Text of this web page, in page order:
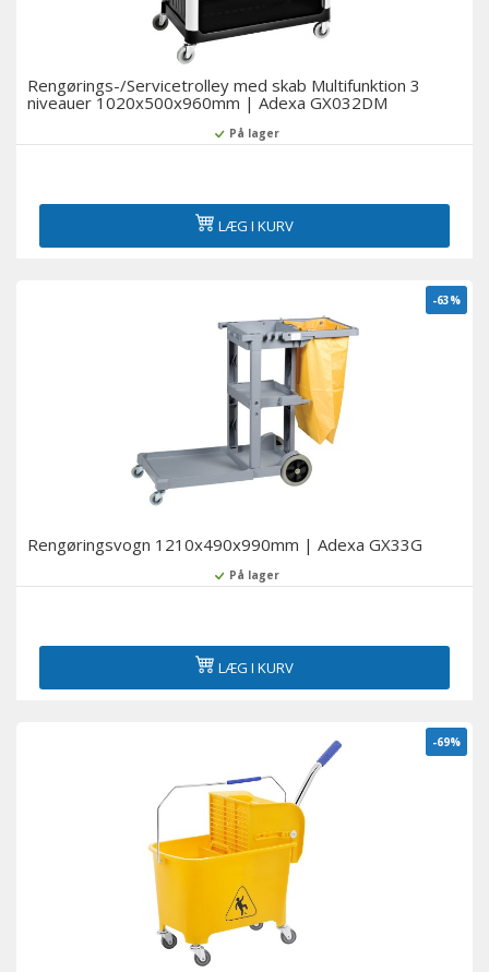
Rengørings-/Servicetrolley med skab Multifunktion 3
niveauer 1020x500x960mm | Adexa GX032DM
På lager
LÆG I KURV
-63%
Rengøringsvogn 1210x490x990mm | Adexa GX33G
På lager
LÆG I KURV
-69%